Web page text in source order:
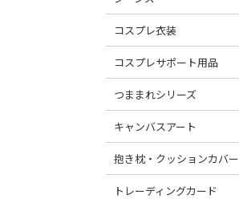
コスプレ衣装
コスプレサポート用品
つままれシリーズ
キャンバスアート
抱き枕・クッションカバー
トレーディングカード